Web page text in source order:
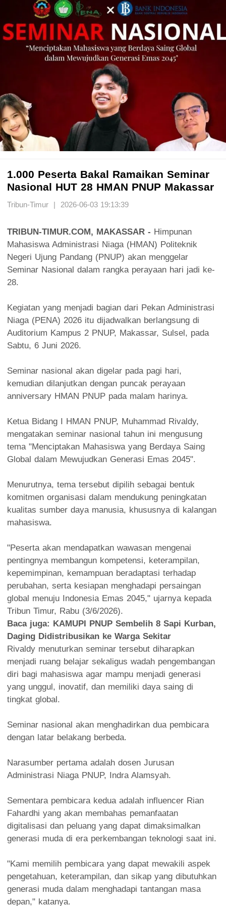
1.000 Peserta Bakal Ramaikan Seminar
Nasional HUT 28 HMAN PNUP Makassar
Tribun-Timur | 2026-06-03 19:13:39
TRIBUN-TIMUR.COM, MAKASSAR - Himpunan
Mahasiswa Administrasi Niaga (HMAN) Politeknik
Negeri Ujung Pandang (PNUP) akan menggelar
Seminar Nasional dalam rangka perayaan hari jadi ke-
28.
‎Kegiatan yang menjadi bagian dari Pekan Administrasi
Niaga (PENA) 2026 itu dijadwalkan berlangsung di
Auditorium Kampus 2 PNUP, Makassar, Sulsel, pada
Sabtu, 6 Juni 2026.
‎Seminar nasional akan digelar pada pagi hari,
kemudian dilanjutkan dengan puncak perayaan
anniversary HMAN PNUP pada malam harinya.
‎Ketua Bidang I HMAN PNUP, Muhammad Rivaldy,
mengatakan seminar nasional tahun ini mengusung
tema "Menciptakan Mahasiswa yang Berdaya Saing
Global dalam Mewujudkan Generasi Emas 2045".
‎Menurutnya, tema tersebut dipilih sebagai bentuk
komitmen organisasi dalam mendukung peningkatan
kualitas sumber daya manusia, khususnya di kalangan
mahasiswa.
‎"Peserta akan mendapatkan wawasan mengenai
pentingnya membangun kompetensi, keterampilan,
kepemimpinan, kemampuan beradaptasi terhadap
perubahan, serta kesiapan menghadapi persaingan
global menuju Indonesia Emas 2045," ujarnya kepada
Tribun Timur, Rabu (3/6/2026).
Baca juga: KAMUPI PNUP Sembelih 8 Sapi Kurban,
Daging Didistribusikan ke Warga Sekitar
Rivaldy menuturkan seminar tersebut diharapkan
menjadi ruang belajar sekaligus wadah pengembangan
diri bagi mahasiswa agar mampu menjadi generasi
yang unggul, inovatif, dan memiliki daya saing di
tingkat global.
‎Seminar nasional akan menghadirkan dua pembicara
dengan latar belakang berbeda.
‎Narasumber pertama adalah dosen Jurusan
Administrasi Niaga PNUP, Indra Alamsyah.
‎Sementara pembicara kedua adalah influencer Rian
Fahardhi yang akan membahas pemanfaatan
digitalisasi dan peluang yang dapat dimaksimalkan
generasi muda di era perkembangan teknologi saat ini.
‎"Kami memilih pembicara yang dapat mewakili aspek
pengetahuan, keterampilan, dan sikap yang dibutuhkan
generasi muda dalam menghadapi tantangan masa
depan," katanya.